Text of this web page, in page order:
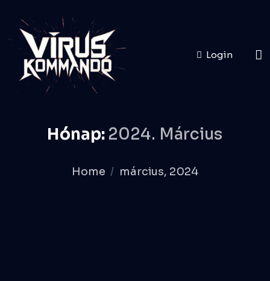
Login
Hónap: 2024. Március
Home március, 2024